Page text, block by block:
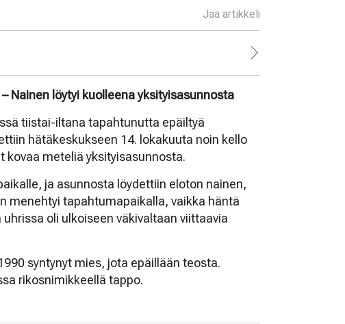
Jaa artikkeli
Nainen löytyi kuolleena yksityisasunnosta
tiistai-iltana tapahtunutta epäiltyä
hätäkeskukseen 14. lokakuuta noin kello
kovaa meteliä yksityisasunnosta.
ja asunnosta löydettiin eloton nainen,
menehtyi tapahtumapaikalla, vaikka häntä
oli ulkoiseen väkivaltaan viittaavia
syntynyt mies, jota epäillään teosta.
rikosnimikkeellä tappo.